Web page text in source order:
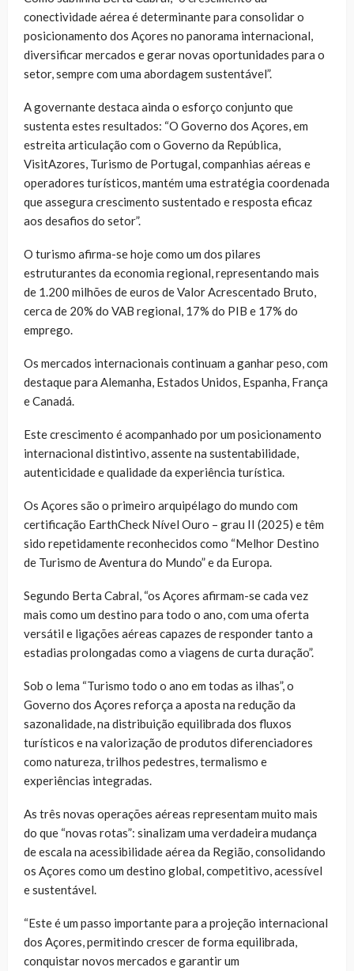
conectividade aérea é determinante para consolidar o
posicionamento dos Açores no panorama internacional,
diversificar mercados e gerar novas oportunidades para o
setor, sempre com uma abordagem sustentável”.
A governante destaca ainda o esforço conjunto que
sustenta estes resultados: “O Governo dos Açores, em
estreita articulação com o Governo da República,
VisitAzores, Turismo de Portugal, companhias aéreas e
operadores turísticos, mantém uma estratégia coordenada
que assegura crescimento sustentado e resposta eficaz
aos desafios do setor”.
O turismo afirma-se hoje como um dos pilares
estruturantes da economia regional, representando mais
de 1.200 milhões de euros de Valor Acrescentado Bruto,
cerca de 20% do VAB regional, 17% do PIB e 17% do
emprego.
Os mercados internacionais continuam a ganhar peso, com
destaque para Alemanha, Estados Unidos, Espanha, França
e Canadá.
Este crescimento é acompanhado por um posicionamento
internacional distintivo, assente na sustentabilidade,
autenticidade e qualidade da experiência turística.
Os Açores são o primeiro arquipélago do mundo com
certificação EarthCheck Nível Ouro – grau II (2025) e têm
sido repetidamente reconhecidos como “Melhor Destino
de Turismo de Aventura do Mundo” e da Europa.
Segundo Berta Cabral, “os Açores afirmam-se cada vez
mais como um destino para todo o ano, com uma oferta
versátil e ligações aéreas capazes de responder tanto a
estadias prolongadas como a viagens de curta duração”.
Sob o lema “Turismo todo o ano em todas as ilhas”, o
Governo dos Açores reforça a aposta na redução da
sazonalidade, na distribuição equilibrada dos fluxos
turísticos e na valorização de produtos diferenciadores
como natureza, trilhos pedestres, termalismo e
experiências integradas.
As três novas operações aéreas representam muito mais
do que “novas rotas”: sinalizam uma verdadeira mudança
de escala na acessibilidade aérea da Região, consolidando
os Açores como um destino global, competitivo, acessível
e sustentável.
“Este é um passo importante para a projeção internacional
dos Açores, permitindo crescer de forma equilibrada,
conquistar novos mercados e garantir um